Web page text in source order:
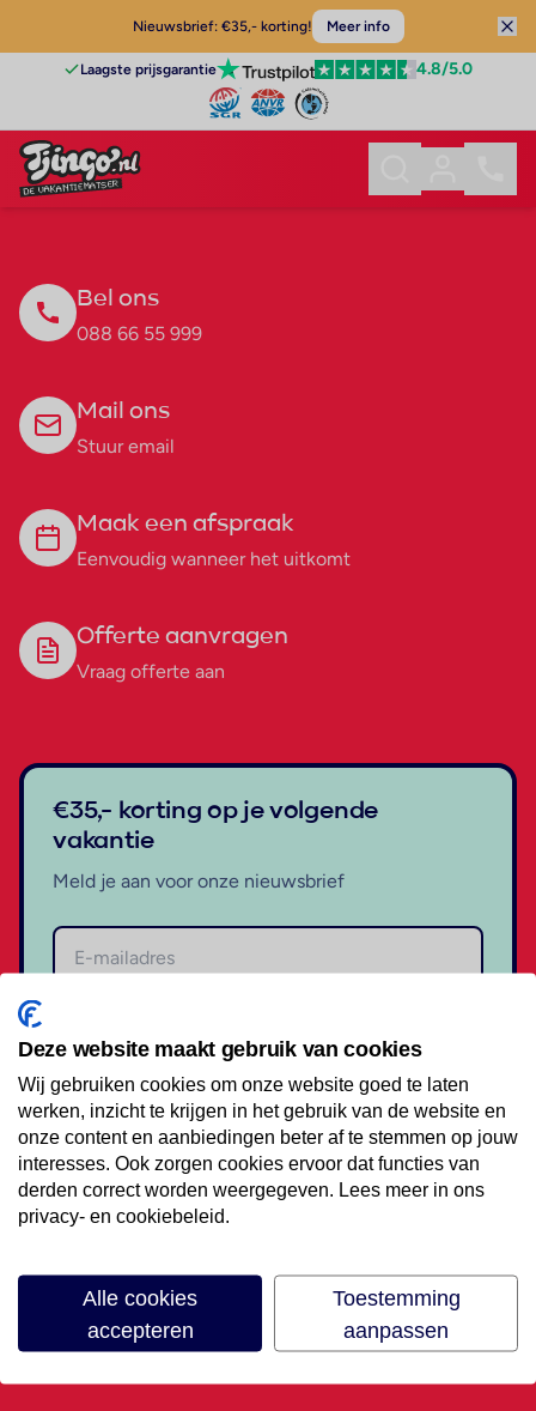
Nieuwsbrief: €35,- korting! Meer info
Laagste prijsgarantie 4.8/5.0
Bel ons
088 66 55 999
Mail ons
Stuur email
Maak een afspraak
Eenvoudig wanneer het uitkomt
Offerte aanvragen
Vraag offerte aan
€35,- korting op je volgende
vakantie
Meld je aan voor onze nieuwsbrief
Volg ons op social media
Deze website maakt gebruik van cookies
Wij gebruiken cookies om onze website goed te laten
werken, inzicht te krijgen in het gebruik van de website en
onze content en aanbiedingen beter af te stemmen op jouw
interesses. Ook zorgen cookies ervoor dat functies van
derden correct worden weergegeven. Lees meer in ons
privacy- en cookiebeleid.
Alle cookies
accepteren
Toestemming
aanpassen